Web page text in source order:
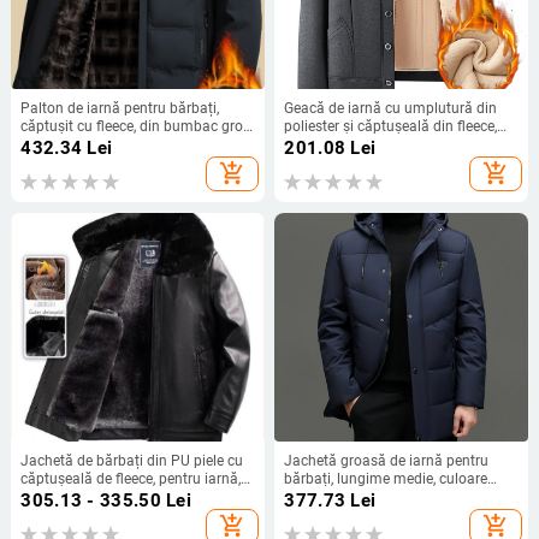
Palton de iarnă pentru bărbați,
căptușit cu fleece, din bumbac gros,
cald pentru sezonul rece
432.34 Lei
add_shopping_cart
Geacă de iarnă cu umplutură din
poliester și căptușeală din fleece,
pentru bărbați de vârstă mijlocie și
201.08 Lei
add_shopping_cart
Jachetă de bărbați din PU piele cu
căptușeală de fleece, pentru iarnă,
groasă și călduroasă, stil casual,
305.13 - 335.50 Lei
add_shopping_cart
Jachetă groasă de iarnă pentru
bărbați, lungime medie, culoare
solidă, cu glugă, umplutură din
377.73 Lei
add_shopping_cart